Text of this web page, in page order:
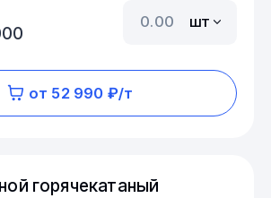
шт
от 52 990 ₽/т
горячекатаный